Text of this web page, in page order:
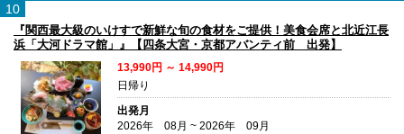
10
『関西最大級のいけすで新鮮な旬の食材をご提供！美食会席と北近江長
浜「大河ドラマ館」』【四条大宮・京都アバンティ前 出発】
13,990円 ～ 14,990円
日帰り
出発月
2026年 08月 ~ 2026年 09月